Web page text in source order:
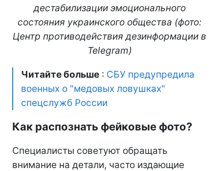
дестабилизации эмоционального
состояния украинского общества (фото:
Центр противодействия дезинформации в
Telegram)
Читайте больше : СБУ предупредила
военных о "медовых ловушках"
спецслужб России
Как распознать фейковые фото?
Специалисты советуют обращать
внимание на детали, часто издающие